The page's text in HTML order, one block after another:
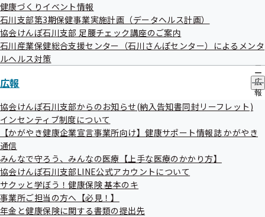
ー
ー
ブ
メ
ニ
ュ
ー
メ
ニ
ー
健康づくりイベント情報
石川支部第3期保健事業実施計画（データヘルス計画）
協会けんぽ石川支部 足腰チェック講座のご案内
石川産業保健総合支援センター（石川さんぽセンター）によるメンタ
ルヘルス対策
広報
広
報
メ
協会けんぽ石川支部からのお知らせ(納入告知書同封リーフレット)
インセンティブ制度について
【かがやき健康企業宣言事業所向け】健康サポート情報誌 かがやき
通信
みんなで守ろう、みんなの医療【上手な医療のかかり方】
協会けんぽ石川支部LINE公式アカウントについて
サクッと学ぼう！健康保険 基本のキ
事業所ご担当の方へ【必見！】
年金と健康保険に関する書類の提出先
移転日
移転先